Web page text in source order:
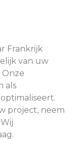
Frankrijk
van uw
Onze
als
project, neem